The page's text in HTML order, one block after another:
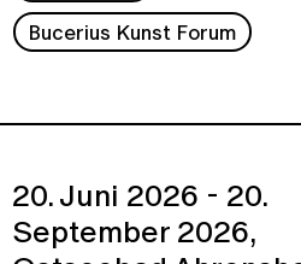
Bucerius Kunst Forum
20. Juni 2026 - 20.
September 2026,